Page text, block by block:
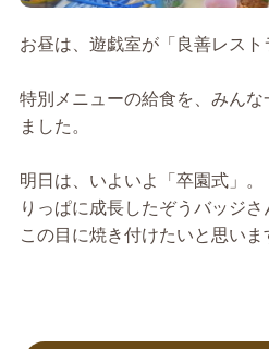
お昼は、遊戯室が「良善レスト
特別メニューの給食を、みん
ました。
明日は、いよいよ「卒園式」。
りっぱに成長したぞうバッジ
この目に焼き付けたいと思いま